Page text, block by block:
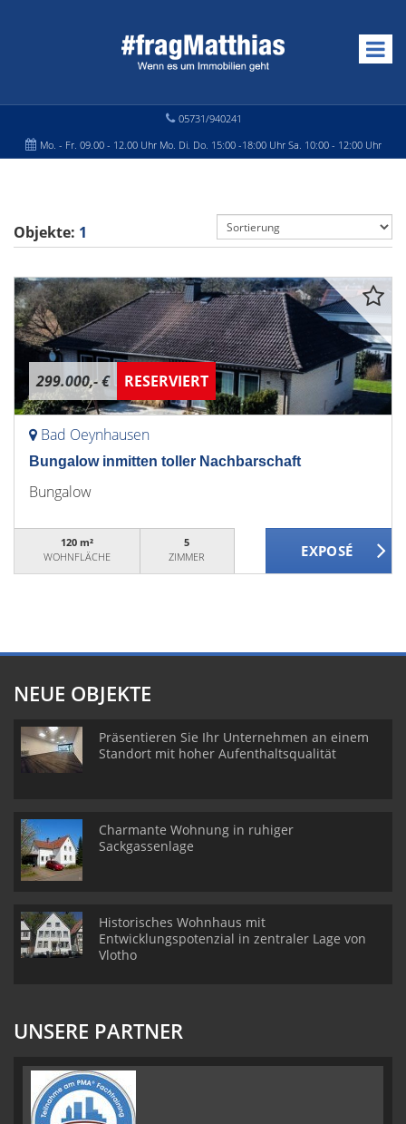
05731/940241
Mo. - Fr. 09.00 - 12.00 Uhr Mo. Di. Do. 15:00 -18:00 Uhr Sa. 10:00 - 12:00 Uhr
Objekte: 1
299.000,- € RESERVIERT
Bad Oeynhausen
Bungalow inmitten toller Nachbarschaft
Bungalow
120 m²
WOHNFLÄCHE
5
ZIMMER
NEUE OBJEKTE
Präsentieren Sie Ihr Unternehmen an einem
Standort mit hoher Aufenthaltsqualität
Charmante Wohnung in ruhiger
Sackgassenlage
Historisches Wohnhaus mit
Entwicklungspotenzial in zentraler Lage von
Vlotho
UNSERE PARTNER